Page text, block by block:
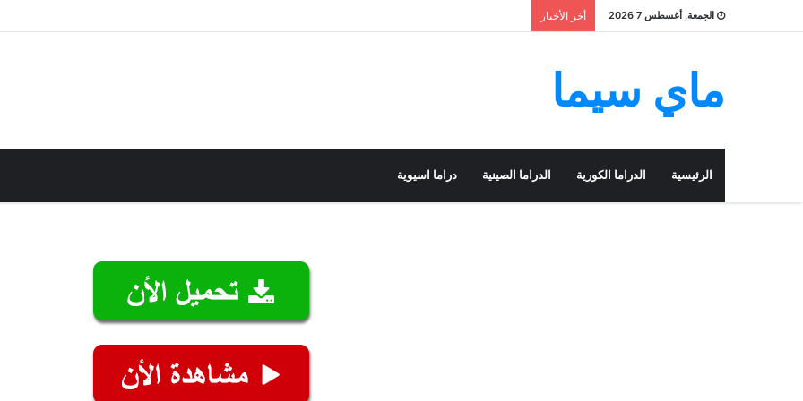
الجمعة, أغسطس 7 2026 أخر الأخبار
ماي سيما
الرئيسية الدراما الكورية الدراما الصينية دراما اسيوية